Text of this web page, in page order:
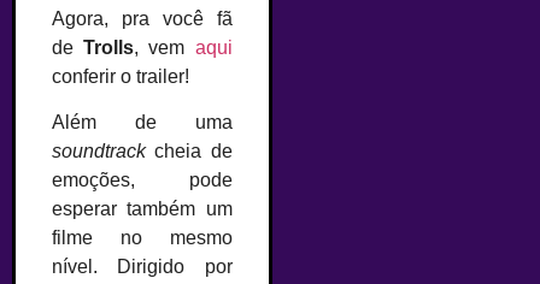
Agora, pra você fã
deTrolls, vem aqui
conferir o trailer!
Além de uma
soundtrackcheia de
emoções, pode
esperar também um
filme no mesmo
nível. Dirigido por